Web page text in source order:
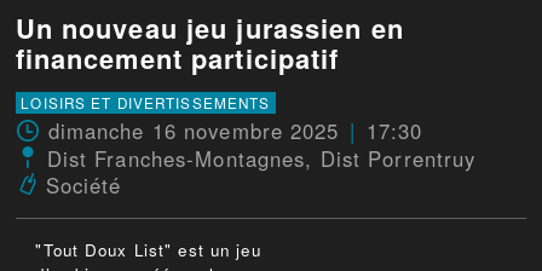
Un nouveau jeu jurassien en
financement participatif
LOISIRS ET DIVERTISSEMENTS
dimanche 16 novembre 2025
17:30
Dist Franches-Montagnes, Dist Porrentruy
Société
"Tout Doux List" est un jeu